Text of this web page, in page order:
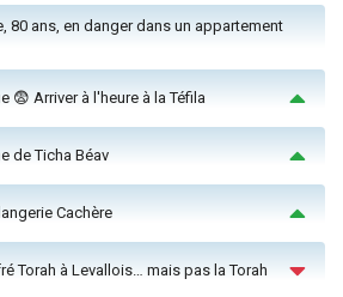
80 ans, en danger dans un appartement
😨 Arriver à l'heure à la Téfila
de Ticha Béav
Cachère
Torah à Levallois… mais pas la Torah